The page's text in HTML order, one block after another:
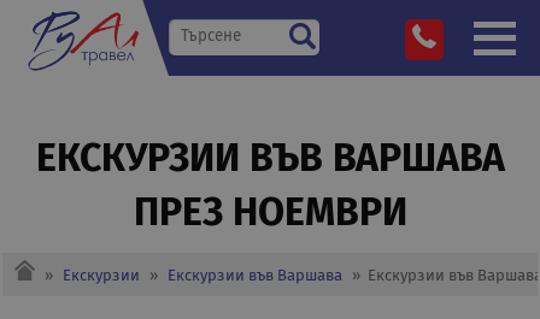
ЕКСКУРЗИИ ВЪВ ВАРШАВА
ПРЕЗ НОЕМВРИ
» Екскурзии » Екскурзии във Варшава » Екскурзии във